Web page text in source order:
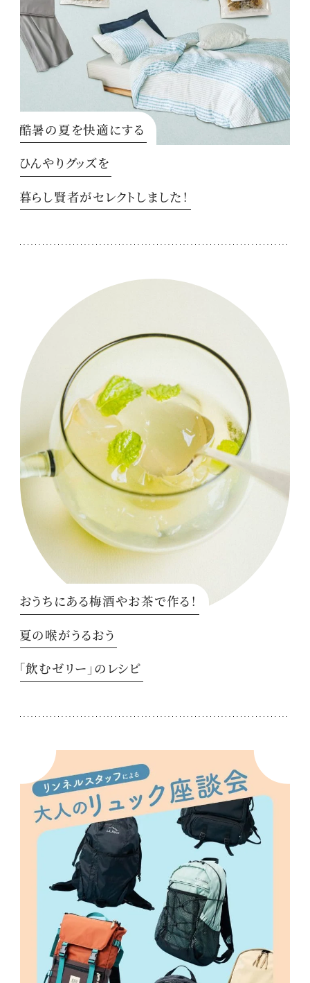
酷暑の夏を快適にする
ひんやりグッズを
暮らし賢者がセレクトしました！
おうちにある梅酒やお茶で作る！
夏の喉がうるおう
「飲むゼリー」のレシピ